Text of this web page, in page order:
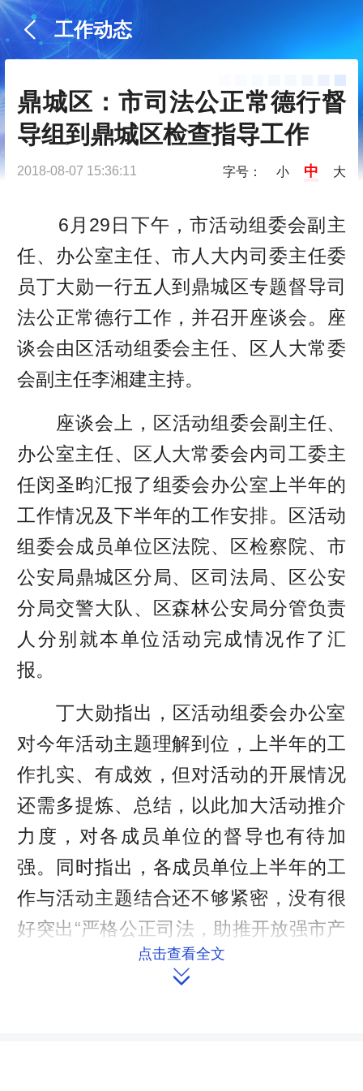
工作动态
鼎城区：市司法公正常德行督
导组到鼎城区检查指导工作
2018-08-07 15:36:11 字号： 小 中 大
6月29日下午，市活动组委会副主
任、办公室主任、市人大内司委主任委
员丁大勋一行五人到鼎城区专题督导司
法公正常德行工作，并召开座谈会。座
谈会由区活动组委会主任、区人大常委
会副主任李湘建主持。
座谈会上，区活动组委会副主任、
办公室主任、区人大常委会内司工委主
任闵圣昀汇报了组委会办公室上半年的
工作情况及下半年的工作安排。区活动
组委会成员单位区法院、区检察院、市
公安局鼎城区分局、区司法局、区公安
分局交警大队、区森林公安局分管负责
人分别就本单位活动完成情况作了汇
报。
丁大勋指出，区活动组委会办公室
对今年活动主题理解到位，上半年的工
作扎实、有成效，但对活动的开展情况
还需多提炼、总结，以此加大活动推介
力度，对各成员单位的督导也有待加
强。同时指出，各成员单位上半年的工
作与活动主题结合还不够紧密，没有很
好突出“严格公正司法，助推开放强市产
业立市环境优化”这一活动主题。他要
求，下阶段区活动组委会办公室要加大
点击查看全文
